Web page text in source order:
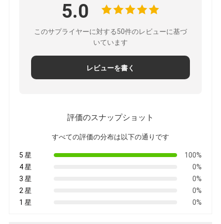
トラック貨物
倉庫サービス
5.0
このサプライヤーに対する50件のレビューに基づ
いています
レビューを書く
評価のスナップショット
すべての評価の分布は以下の通りです
5 星
100%
4 星
0%
3 星
0%
2 星
0%
1 星
0%